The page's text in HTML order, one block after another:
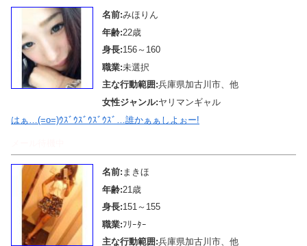
名前:みほりん
年齢:22歳
身長:156～160
職業:未選択
主な行動範囲:兵庫県加古川市、他
女性ジャンル:ヤリマンギャル
はぁ…(=o=)ｳｽﾞｳｽﾞｳｽﾞｳｽﾞ…誰かぁぁしよぉー!
名前: まきほ
年齢:21歳
身長:151～155
職業:ﾌﾘｰﾀｰ
主な行動範囲:兵庫県加古川市、他